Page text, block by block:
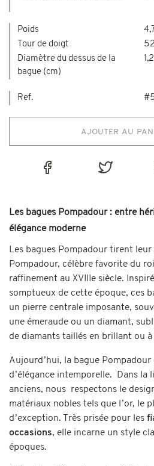
Poids
Tour de doigt
Diamètre du dessus de la
bague (cm)
Ref.
ajouter au
Les bagues Pompadour : entre
élégance moderne
Les bagues Pompadour tirent leur
Pompadour, célèbre favorite du
raffinement au XVIIIe siècle.
somptueux de cette époque, ces
un pierre centrale imposante,
une émeraude ou un diamant,
de diamants taillés en brillant ou à
Aujourd’hui, la bague
d’élégance intemporelle. Dans la
anciens, nous respectons le
matériaux nobles tels que l’or, le
d’exception. Très prisée pour les
occasions, elle incarne un style
époques.